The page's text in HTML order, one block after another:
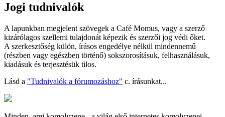
Jogi tudnivalók
A lapunkban megjelent szövegek a Café Momus, vagy a szerző
kizárólagos szellemi tulajdonát képezik és szerzői jog védi őket.
A szerkesztőség külön, írásos engedélye nélkül mindennemű
(részben vagy egészben történő) sokszorosításuk, felhasználásuk,
kiadásuk és terjesztésük tilos.
Lásd a "Tudnivalók a fórumozáshoz" c. írásunkat...